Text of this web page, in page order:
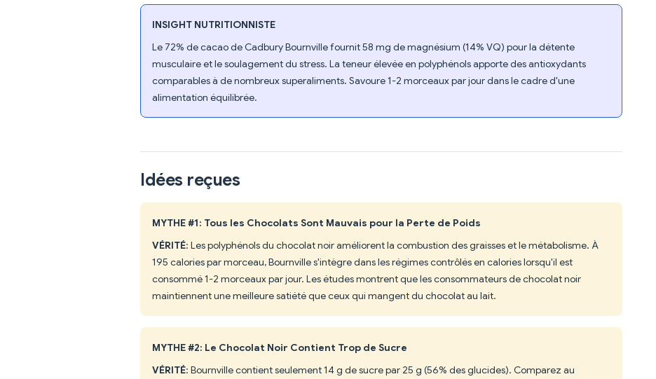
INSIGHT NUTRITIONNISTE
Le 72% de cacao de Cadbury Bournville fournit 58 mg de magnésium (14% VQ) pour la détente
musculaire et le soulagement du stress. La teneur élevée en polyphénols apporte des antioxydants
comparables à de nombreux superaliments. Savoure 1-2 morceaux par jour dans le cadre d'une
alimentation équilibrée.
Idées reçues
MYTHE #1: Tous les Chocolats Sont Mauvais pour la Perte de Poids
VÉRITÉ: Les polyphénols du chocolat noir améliorent la combustion des graisses et le métabolisme. À
195 calories par morceau, Bournville s'intègre dans les régimes contrôlés en calories lorsqu'il est
consommé 1-2 morceaux par jour. Les études montrent que les consommateurs de chocolat noir
maintiennent une meilleure satiété que ceux qui mangent du chocolat au lait.
MYTHE #2: Le Chocolat Noir Contient Trop de Sucre
VÉRITÉ: Bournville contient seulement 14 g de sucre par 25 g (56% des glucides). Comparez au